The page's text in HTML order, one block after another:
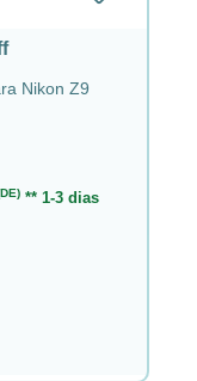
Nikon Z9
** 1-3 dias